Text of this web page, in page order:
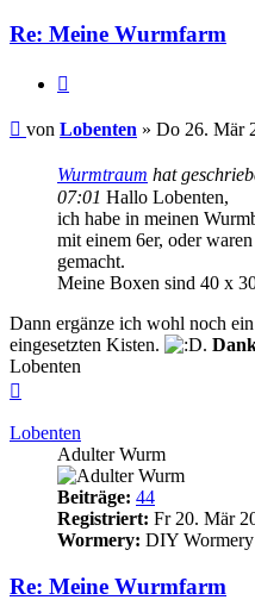
Re: Meine Wurmfarm
Beitrag
von Lobenten » Do 26. Mär
Wurmtraum hat
07:01 Hallo Lobenten,
ich habe in meinen
mit einem 6er, oder
gemacht.
Meine Boxen sind 40 x
Dann ergänze ich wohl noch
eingesetzten Kisten.
.
Lobenten
Lobenten
Adulter Wurm
Beiträge: 44
Registriert: Fr 20. Mär
Wormery: DIY Wormery
Re: Meine Wurmfarm